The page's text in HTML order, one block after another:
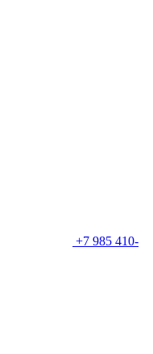
+7 985 410-